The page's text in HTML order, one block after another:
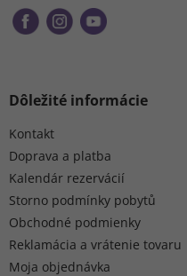
Dôležité informácie
Kontakt
Doprava a platba
Kalendár rezervácií
Storno podmínky pobytů
Obchodné podmienky
Reklamácia a vrátenie tovaru
Moja objednávka